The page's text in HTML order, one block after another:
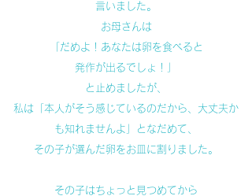
言いました。
お母さんは
「だめよ！あなたは卵を食べると
発作が出るでしょ！」
と止めましたが、
私は「本人がそう感じているのだから、大丈夫か
も知れませんよ」となだめて、
その子が選んだ卵をお皿に割りました。
その子はちょっと見つめてから